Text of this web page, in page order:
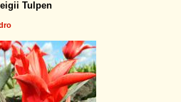
Tulpen